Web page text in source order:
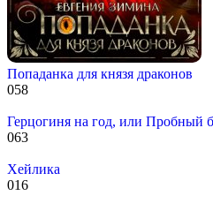
Попаданка для князя драконов
058
Герцогиня на год, или Пробный
063
Хейлика
016